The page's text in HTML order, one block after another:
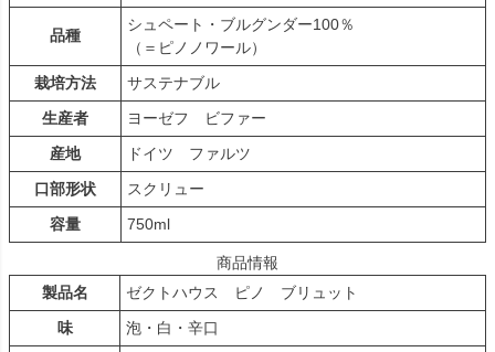
品種
シュペート・ブルグンダー100％
（＝ピノノワール）
栽培方法
サステナブル
生産者
ヨーゼフ ビファー
産地
ドイツ ファルツ
口部形状
スクリュー
容量
750ml
商品情報
製品名
ゼクトハウス ピノ ブリュット
味
泡・白・辛口